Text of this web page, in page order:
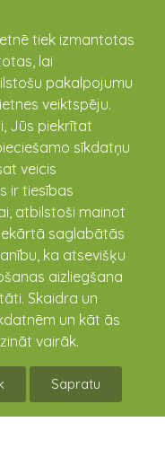
tiek izmantotas
lai
pakalpojumu
veiktspēju.
Jūs piekrītat
sīkdatņu
veicis
ir tiesības
atbilstoši mainot
saglabātās
ka atsevišķu
aizliegšana
Skaidra un
un kāt ās
vairāk.
Sapratu